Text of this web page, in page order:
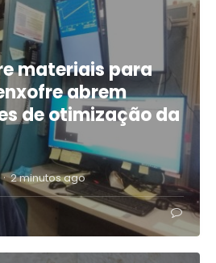
materiais para
abrem
de otimização da
· 2 minutos ago